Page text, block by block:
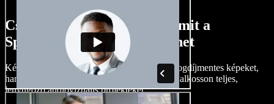
Csak egy kis ízelítő abból, amit a
Speechify Studio-val megtehet
Készítsen hangalámondásokat, adjon hozzá jogdíjmentes képeket,
hangokat, videókat, klónozza le a hangját, és alkosson teljes,
lenyűgöző audiovizuális projekteket.